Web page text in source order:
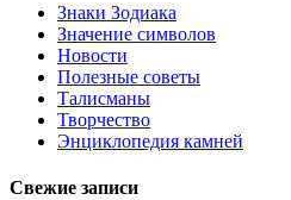
Знаки Зодиака
Значение символов
Новости
Полезные советы
Талисманы
Творчество
Энциклопедия камней
Свежие записи